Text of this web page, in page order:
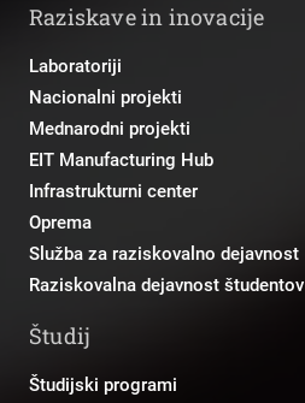
Raziskave in inovacije
Laboratoriji
Nacionalni projekti
Mednarodni projekti
EIT Manufacturing Hub
Infrastrukturni center
Oprema
Služba za raziskovalno dejavnost
Raziskovalna dejavnost študentov
Študij
Študijski programi